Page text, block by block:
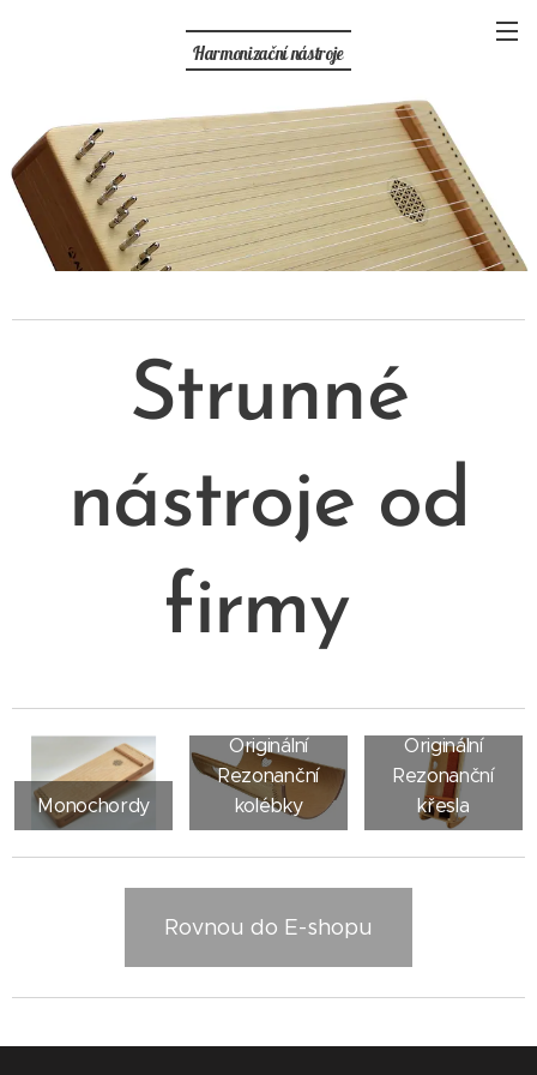
Harmonizační nástroje
Strunné
nástroje od
firmy
Monochordy
Originální
Rezonanční
kolébky
Originální
Rezonanční
křesla
Rovnou do E-shopu